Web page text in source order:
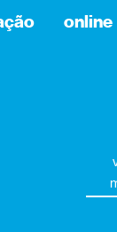
online